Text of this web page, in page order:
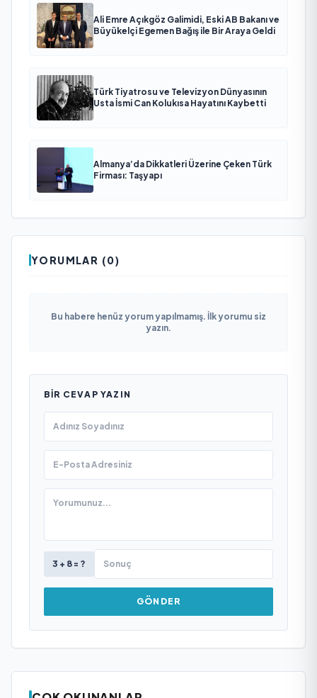
Ali Emre Açıkgöz Galimidi, Eski AB Bakanı ve
Büyükelçi Egemen Bağış ile Bir Araya Geldi
Türk Tiyatrosu ve Televizyon Dünyasının
Usta İsmi Can Kolukısa Hayatını Kaybetti
Almanya’da Dikkatleri Üzerine Çeken Türk
Firması: Taşyapı
YORUMLAR (0)
Bu habere henüz yorum yapılmamış. İlk yorumu siz
yazın.
BIR CEVAP YAZIN
3 + 8 = ?
GÖNDER